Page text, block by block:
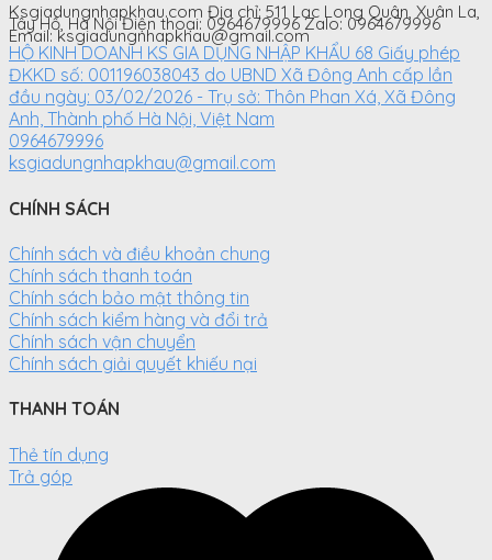
Ksgiadungnhapkhau.com Địa chỉ: 511 Lạc Long Quân, Xuân La,
Tây Hồ, Hà Nội Điện thoại: 0964679996 Zalo: 0964679996
Email: ksgiadungnhapkhau@gmail.com
HỘ KINH DOANH KS GIA DỤNG NHẬP KHẨU 68 Giấy phép
ĐKKD số: 001196038043 do UBND Xã Đông Anh cấp lần
đầu ngày: 03/02/2026 - Trụ sở: Thôn Phan Xá, Xã Đông
Anh, Thành phố Hà Nội, Việt Nam
0964679996
ksgiadungnhapkhau@gmail.com
CHÍNH SÁCH
Chính sách và điều khoản chung
Chính sách thanh toán
Chính sách bảo mật thông tin
Chính sách kiểm hàng và đổi trả
Chính sách vận chuyển
Chính sách giải quyết khiếu nại
THANH TOÁN
Thẻ tín dụng
Trả góp